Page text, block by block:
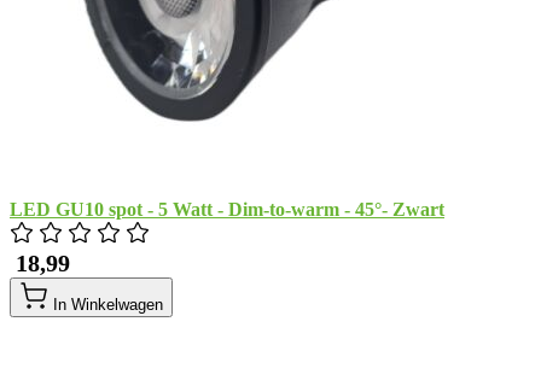
LED GU10 spot - 5 Watt - Dim-to-warm - 45°- Zwart
​ 18,99
In Winkelwagen